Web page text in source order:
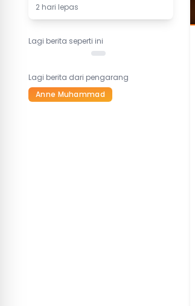
2 hari lepas
Lagi berita seperti ini
Lagi berita dari pengarang
Anne Muhammad